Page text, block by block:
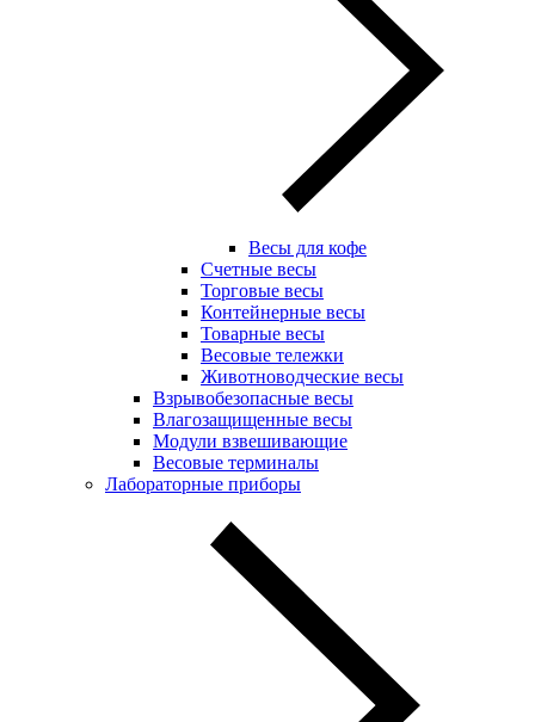
Весы для кофе
Счетные весы
Торговые весы
Контейнерные весы
Товарные весы
Весовые тележки
Животноводческие весы
Взрывобезопасные весы
Влагозащищенные весы
Модули взвешивающие
Весовые терминалы
Лабораторные приборы